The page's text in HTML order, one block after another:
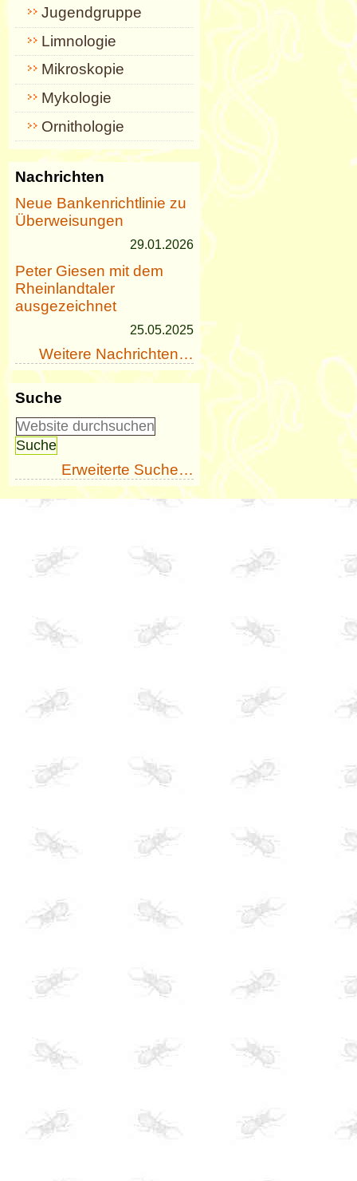
Jugendgruppe
Limnologie
Mikroskopie
Mykologie
Ornithologie
Nachrichten
Neue Bankenrichtlinie zu
Überweisungen
29.01.2026
Peter Giesen mit dem
Rheinlandtaler
ausgezeichnet
25.05.2025
Weitere Nachrichten…
Suche
Erweiterte Suche…